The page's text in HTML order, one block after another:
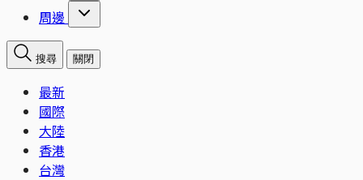
周邊
搜尋 關閉
最新
國際
大陸
香港
台灣